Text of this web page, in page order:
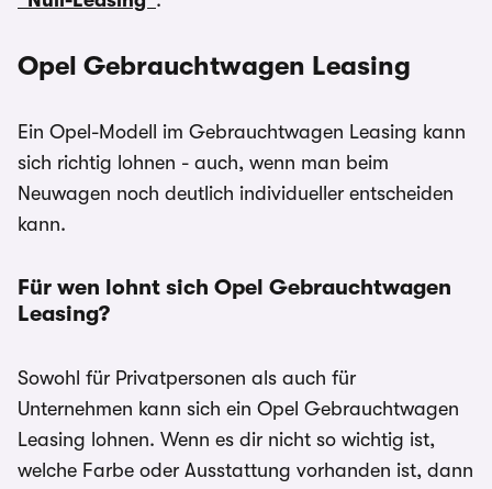
Opel Gebrauchtwagen Leasing
Ein Opel-Modell im Gebrauchtwagen Leasing kann
sich richtig lohnen - auch, wenn man beim
Neuwagen noch deutlich individueller entscheiden
kann.
Für wen lohnt sich Opel Gebrauchtwagen
Leasing?
Sowohl für Privatpersonen als auch für
Unternehmen kann sich ein Opel Gebrauchtwagen
Leasing lohnen. Wenn es dir nicht so wichtig ist,
welche Farbe oder Ausstattung vorhanden ist, dann